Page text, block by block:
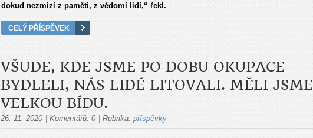
dokud nezmizí z paměti, z vědomí lidí,“ řekl.
CELÝ PŘÍSPĚVEK
VŠUDE, KDE JSME PO DOBU OKUPACE
BYDLELI, NÁS LIDÉ LITOVALI. MĚLI JSME
VELKOU BÍDU.
26. 11. 2020 | Komentářů: 0 | Rubrika: příspěvky